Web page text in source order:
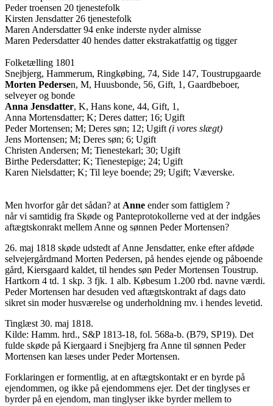
Peder troensen 20 tjenestefolk
Kirsten Jensdatter 26 tjenestefolk
Maren Andersdatter 94 enke inderste nyder almisse
Maren Pedersdatter 40 hendes datter ekstrakatfattig og tigger
Folketælling 1801
Snejbjerg, Hammerum, Ringkøbing, 74, Side 147, Toustrupgaarde
Morten Pedersen, M, Huusbonde, 56, Gift, 1, Gaardbeboer,
selveyer og bonde
Anna Jensdatter, K, Hans kone, 44, Gift, 1,
Anna Mortensdatter; K; Deres datter; 16; Ugift
Peder Mortensen; M; Deres søn; 12; Ugift (i vores slægt)
Jens Mortensen; M; Deres søn; 6; Ugift
Christen Andersen; M; Tienestekarl; 30; Ugift
Birthe Pedersdatter; K; Tienestepige; 24; Ugift
Karen Nielsdatter; K; Til leye boende; 29; Ugift; Væverske.
Men hvorfor går det sådan? at Anne ender som fattiglem ?
når vi samtidig fra Skøde og Panteprotokollerne ved at der indgåes
aftægtskonrakt mellem Anne og sønnen Peder Mortensen?
26. maj 1818 skøde udstedt af Anne Jensdatter, enke efter afdøde
selvejergårdmand Morten Pedersen, på hendes ejende og påboende
gård, Kiersgaard kaldet, til hendes søn Peder Mortensen Toustrup.
Hartkorn 4 td. 1 skp. 3 fjk. 1 alb. Købesum 1.200 rbd. navne værdi.
Peder Mortensen har desuden ved aftægtskontrakt af dags dato
sikret sin moder husværelse og underholdning mv. i hendes levetid.
Tinglæst 30. maj 1818.
Kilde: Hamm. hrd., S&P 1813-18, fol. 568a-b. (B79, SP19). Det
fulde skøde på Kiergaard i Snejbjerg fra Anne til sønnen Peder
Mortensen kan læses under Peder Mortensen.
Forklaringen er formentlig, at en aftægtskontakt er en byrde på
ejendommen, og ikke på ejendommens ejer. Det der tinglyses er
byrder på en ejendom, man tinglyser ikke byrder mellem to